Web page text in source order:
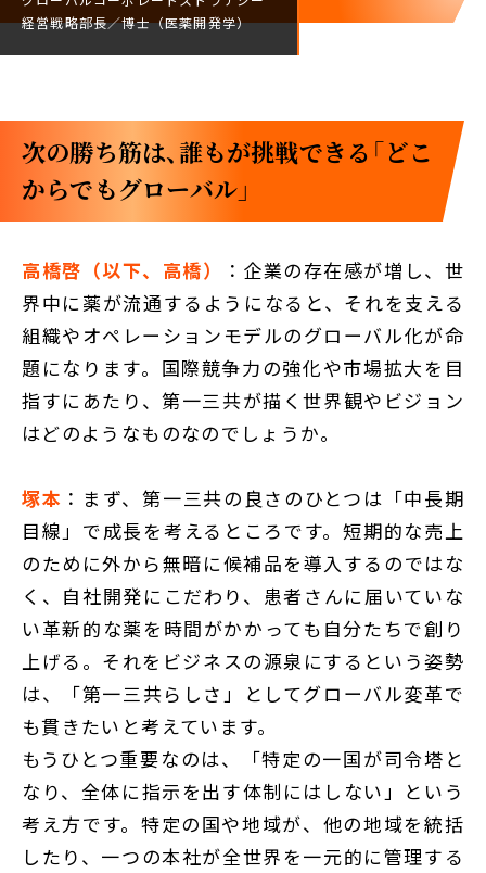
経営戦略部長／博士（医薬開発学）
次の勝ち筋は、誰もが挑戦できる「どこ
からでもグローバル」
高橋啓（以下、高橋）
：企業の存在感が増し、世
界中に薬が流通するようになると、それを支える
組織やオペレーションモデルのグローバル化が命
題になります。国際競争力の強化や市場拡大を目
指すにあたり、第一三共が描く世界観やビジョン
はどのようなものなのでしょうか。
塚本 ：まず、第一三共の良さのひとつは「中長期
目線」で成長を考えるところです。短期的な売上
のために外から無暗に候補品を導入するのではな
く、自社開発にこだわり、患者さんに届いていな
い革新的な薬を時間がかかっても自分たちで創り
上げる。それをビジネスの源泉にするという姿勢
は、「第一三共らしさ」としてグローバル変革で
も貫きたいと考えています。
もうひとつ重要なのは、「特定の一国が司令塔と
なり、全体に指示を出す体制にはしない」という
考え方です。特定の国や地域が、他の地域を統括
したり、一つの本社が全世界を一元的に管理する